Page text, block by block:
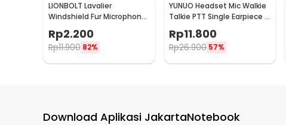
LIONBOLT Lavalier
Windshield Fur Microphone
Rp2.200
Rp11.900 82%
YUNUO Headset Mic Walkie
Talkie PTT Single Earpiece 2
Pin Baofeng - ABX0
Rp11.800
Rp26.900 57%
Download Aplikasi JakartaNotebook